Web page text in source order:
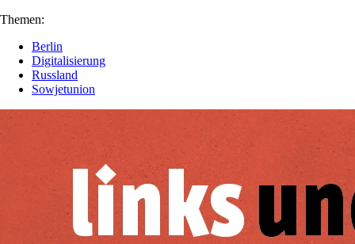
Themen:
Berlin
Digitalisierung
Russland
Sowjetunion